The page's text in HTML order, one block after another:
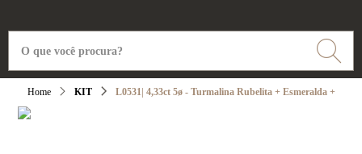
KIT L0531| 4,33ct 5ø - Turmalina Rubelita + Esmeralda +